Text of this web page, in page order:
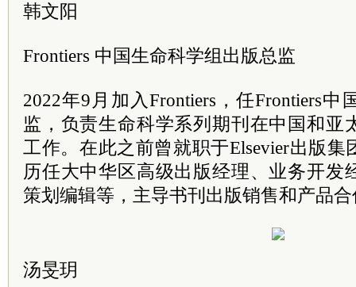
韩文阳
Frontiers 中国生命科学组出版总监
2022年9月加入Frontiers，任Frontiers
监，负责生命科学系列期刊在中国和亚
工作。在此之前曾就职于Elsevier出版
历任大中华区高级出版经理、业务开发
策划编辑等，主导书刊出版销售和产品
汤旻玥